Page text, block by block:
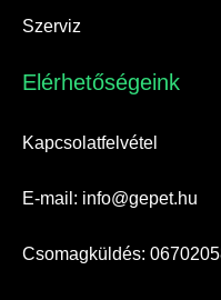
Szerviz
Elérhetőségeink​
Kapcsolatfelvétel
E-mail: info@gepet.hu
Csomagküldés: